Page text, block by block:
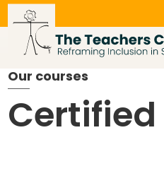
Skip
content
Our courses